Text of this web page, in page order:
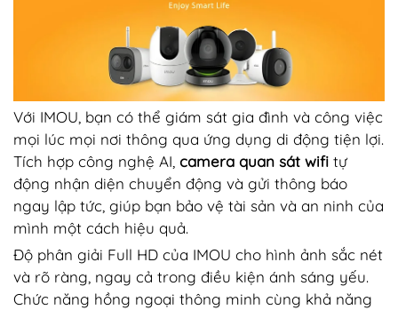
Với IMOU, bạn có thể giám sát gia đình và công việc
mọi lúc mọi nơi thông qua ứng dụng di động tiện lợi.
Tích hợp công nghệ AI, camera quan sát wifi tự
động nhận diện chuyển động và gửi thông báo
ngay lập tức, giúp bạn bảo vệ tài sản và an ninh của
mình một cách hiệu quả.
Độ phân giải Full HD của IMOU cho hình ảnh sắc nét
và rõ ràng, ngay cả trong điều kiện ánh sáng yếu.
Chức năng hồng ngoại thông minh cùng khả năng